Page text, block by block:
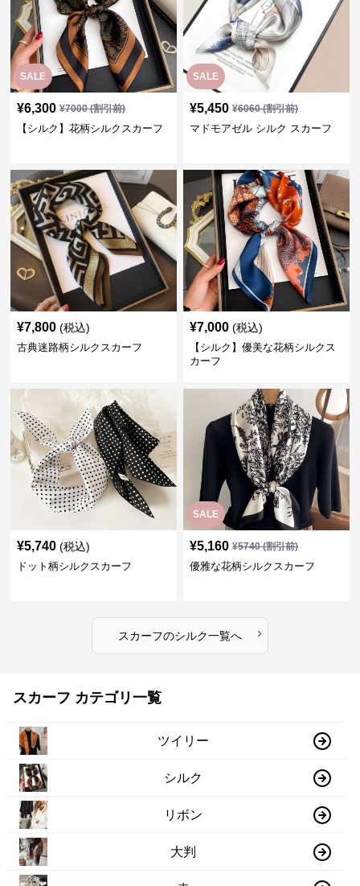
SALE
¥6,300 ¥7000(割引前)
【シルク】花柄シルクスカーフ
SALE
¥5,450 ¥6060(割引前)
マドモアゼル シルク スカーフ
¥7,800 (税込)
古典迷路柄シルクスカーフ
¥7,000 (税込)
【シルク】優美な花柄シルクス
カーフ
¥5,740 (税込)
ドット柄シルクスカーフ
SALE
¥5,160 ¥5740(割引前)
優雅な花柄シルクスカーフ
スカーフのシルク一覧へ ›
スカーフ カテゴリ一覧
ツイリー
シルク
リボン
大判